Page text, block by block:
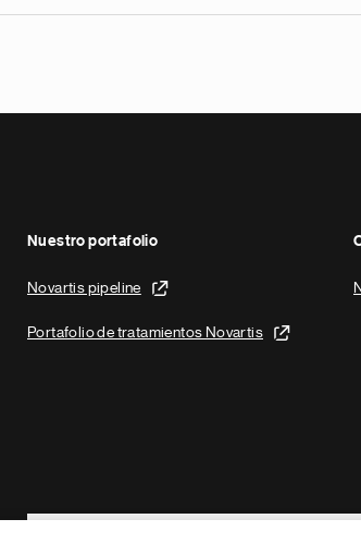
Nuestro portafolio
Novartis pipeline
Portafolio de tratamientos Novartis
Footer Site Search